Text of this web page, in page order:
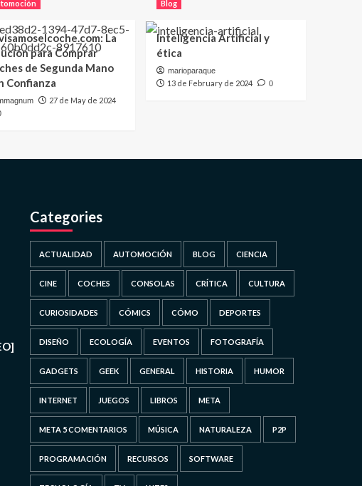
La
para Comprar
de Segunda Mano
Confianza
27 de May de 2024
Blog
Inteligencia Artificial y
ética
marioparaque
13 de February de 2024 0
Categories
ACTUALIDAD AUTOMOCIÓN BLOG CIENCIA
CINE COCHES CONSOLAS CRÍTICA CULTURA
CURIOSIDADES CÓMICS CÓMO DEPORTES
DISEÑO ECOLOGÍA EVENTOS FOTOGRAFÍA
GADGETS GEEK GENERAL HISTORIA HUMOR
INTERNET JUEGOS LIBROS META
META 5 COMENTARIOS MÚSICA NATURALEZA P2P
PROGRAMACIÓN RECURSOS SOFTWARE